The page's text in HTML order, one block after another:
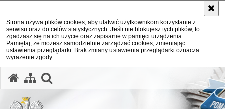
Strona używa plików cookies, aby ułatwić użytkownikom korzystanie z
serwisu oraz do celów statystycznych. Jeśli nie blokujesz tych plików, to
zgadzasz się na ich użycie oraz zapisanie w pamięci urządzenia.
Pamiętaj, że możesz samodzielnie zarządzać cookies, zmieniając
ustawienia przeglądarki. Brak zmiany ustawienia przeglądarki oznacza
wyrażenie zgody.